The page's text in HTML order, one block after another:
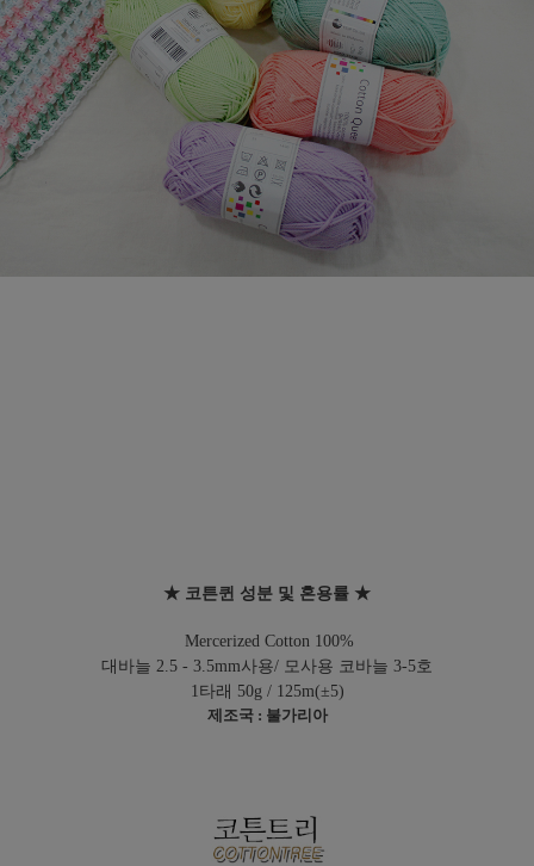
★ 코튼퀸 성분 및 혼용률 ★
Mercerized Cotton 100%
대바늘 2.5 - 3.5mm사용/ 모사용 코바늘 3-5호
1타래 50g / 125m(±5)
제조국 : 불가리아